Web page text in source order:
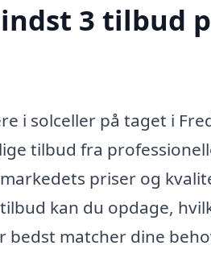
3 tilbud
i solceller på taget i
tilbud fra
priser og
kan du opdage,
bedst matcher dine